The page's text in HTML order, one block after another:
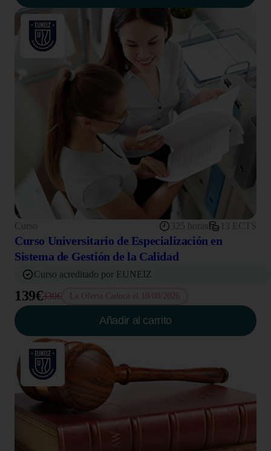
Curso 325 horas 13 ECTS
Curso Universitario de Especialización en
Sistema de Gestión de la Calidad
Curso acreditado por EUNEIZ
139€330€ La Oferta Caduca el 10/08/2026
Añadir al carrito